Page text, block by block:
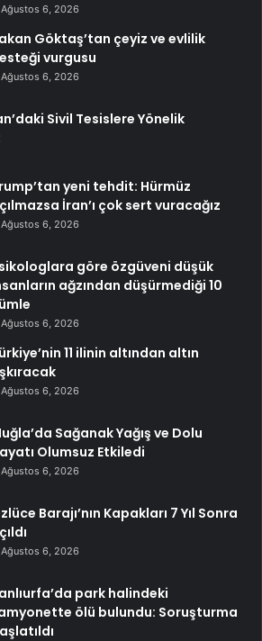
Ağustos 6, 2026
Göktaş’tan çeyiz ve evlilik
vurgusu
Ağustos 6, 2026
Sivil Tesislere Yönelik
yeni tehdit: Hürmüz
İran’ı çok sert vuracağız
Ağustos 6, 2026
göre özgüveni düşük
ağzından düşürmediği 10
Ağustos 6, 2026
11 ilinin altından altın
Ağustos 6, 2026
Sağanak Yağış ve Dolu
Olumsuz Etkiledi
Ağustos 6, 2026
Barajı’nın Kapakları 7 Yıl Sonra
Ağustos 6, 2026
park halindeki
ölü bulundu: Soruşturma